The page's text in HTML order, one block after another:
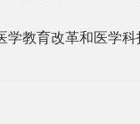
教育改革和医学科